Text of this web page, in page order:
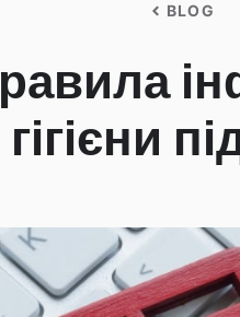
BLOG
гігієни